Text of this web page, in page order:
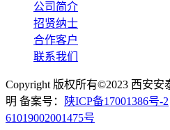
公司简介
招贤纳士
合作客户
联系我们
Copyright 版权所有©2023 西安
明 备案号：
陕ICP备17001386号-2
61019002001475号